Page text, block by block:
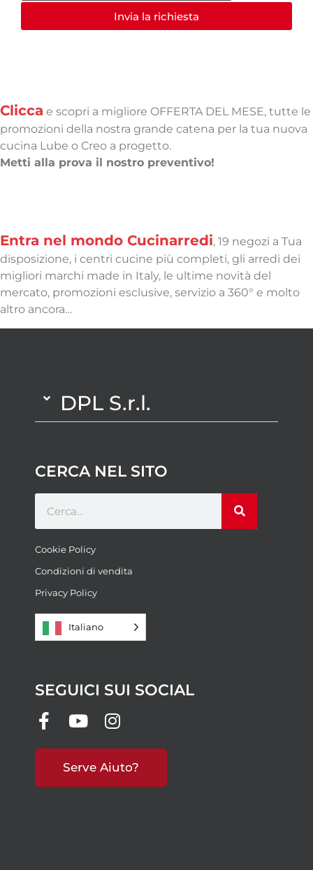
Invia la richiesta
Clicca e scopri a migliore OFFERTA DEL MESE, tutte le
promozioni della nostra grande catena per la tua nuova
cucina Lube o Creo a progetto.
Metti alla prova il nostro preventivo!
Entra nel mondo Cucinarredi, 19 negozi a Tua
disposizione, i centri cucine più completi, gli arredi dei
migliori marchi made in Italy, le ultime novità del
mercato, promozioni esclusive, servizio a 360° e molto
altro ancora…
DPL S.r.l.
CERCA NEL SITO
Cookie Policy
Condizioni di vendita
Privacy Policy
Italiano
SEGUICI SUI SOCIAL
Serve Aiuto?